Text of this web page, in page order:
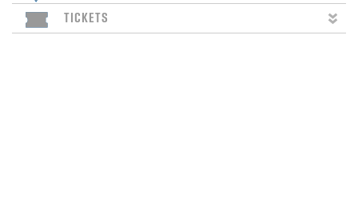
TICKETS